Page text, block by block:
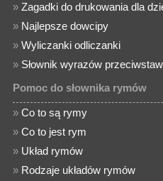
»Zagadki do drukowania dla
» Najlepsze dowcipy
»Wyliczanki odliczanki
» Słownik wyrazów
Pomoc do słownika rymów
»Co to są rymy
»Co to jest rym
» Układ rymów
» Rodzaje układów rymów